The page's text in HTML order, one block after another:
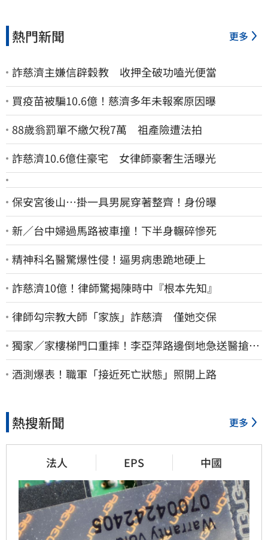
熱門新聞 更多
詐慈濟主嫌信辟穀教 收押全破功嗑光便當
買疫苗被騙10.6億！慈濟多年未報案原因曝
88歲翁罰單不繳欠稅7萬 祖產險遭法拍
詐慈濟10.6億住豪宅 女律師豪奢生活曝光
保安宮後山…掛一具男屍穿著整齊！身份曝
新／台中婦過馬路被車撞！下半身輾碎慘死
精神科名醫驚爆性侵！逼男病患跪地硬上
詐慈濟10億！律師驚揭陳時中『根本先知』
律師勾宗教大師「家族」詐慈濟 僅她交保
獨家／家樓梯門口重摔！李亞萍路邊倒地急送醫搶
命 「最新傷況」曝
酒測爆表！職軍「接近死亡狀態」照開上路
熱搜新聞 更多
法人 EPS 中國